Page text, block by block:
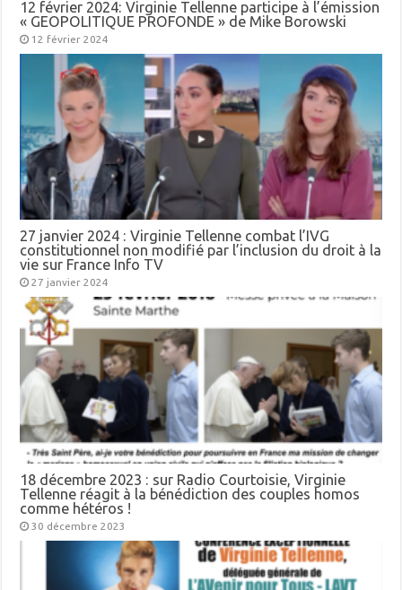
12 février 2024: Virginie Tellenne participe à l’émission
« GEOPOLITIQUE PROFONDE » de Mike Borowski
12 février 2024
27 janvier 2024 : Virginie Tellenne combat l’IVG
constitutionnel non modifié par l’inclusion du droit à la
vie sur France Info TV
27 janvier 2024
18 décembre 2023 : sur Radio Courtoisie, Virginie
Tellenne réagit à la bénédiction des couples homos
comme hétéros !
30 décembre 2023